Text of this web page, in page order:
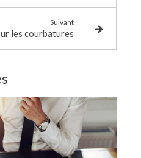
Suivant
les courbatures